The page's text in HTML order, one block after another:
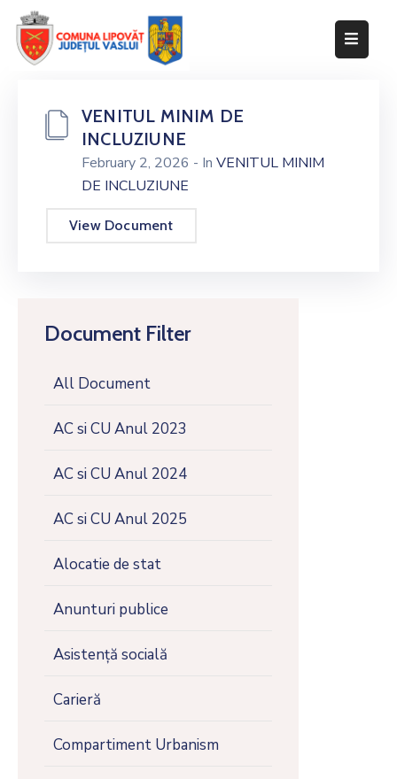
Informații
instituțională
Document Filter
All Document
AC si CU Anul 2023
AC si CU Anul 2024
AC si CU Anul 2025
Alocatie de stat
Anunturi publice
Asistență socială
Carieră
Compartiment Urbanism
VENITUL MINIM DE
INCLUZIUNE
February 2, 2026 - In VENITUL MINIM
DE INCLUZIUNE
View Document